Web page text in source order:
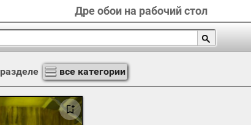
Дре обои на рабочий стол
все категории